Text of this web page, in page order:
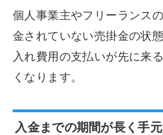
個人事業主やフリーランス
金されていない売掛金の状
入れ費用の支払いが先に来
くなります。
入金までの期間が長く手